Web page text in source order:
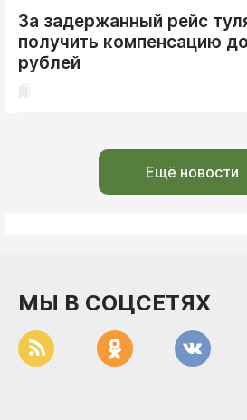
За задержанный рейс
получить компенсацию
рублей
Ещё новости
МЫ В СОЦСЕТЯХ